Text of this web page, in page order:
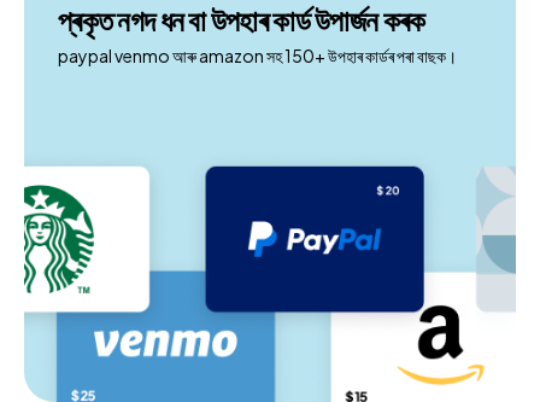
প্ৰকৃত নগদ ধন বা উপহাৰ কাৰ্ড উপাৰ্জন কৰক
paypal venmo আৰু amazon সহ 150+ উপহাৰ কাৰ্ডৰ পৰা বাছক।